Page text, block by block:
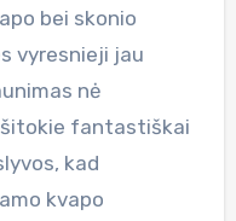
bei skonio
vyresnieji jau
nė
šitokie fantastiškai
kad
kvapo